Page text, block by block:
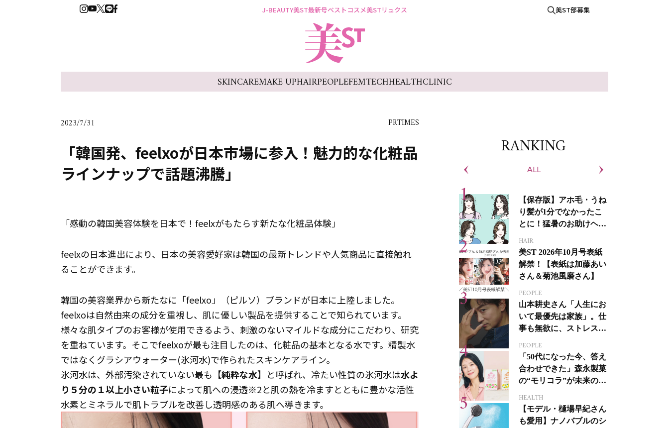
J-BEAUTY美ST最新号ベストコスメ美STリュクス 美ST部募集
SKINCAREMAKE UPHAIRPEOPLEFEMTECHHEALTHCLINIC
2023/7/31 PRTIMES
「韓国発、feelxoが日本市場に参入！魅力的な化粧品
ラインナップで話題沸騰」
「感動の韓国美容体験を日本で！feelxがもたらす新たな化粧品体験」
feelxの日本進出により、日本の美容愛好家は韓国の最新トレンドや人気商品に直接触れ
ることができます。
韓国の美容業界から新たなに「feelxo」（ピルソ）ブランドが日本に上陸しました。
feelxoは自然由来の成分を重視し、肌に優しい製品を提供することで知られています。
様々な肌タイプのお客様が使用できるよう、刺激のないマイルドな成分にこだわり、研究
を重ねています。そこでfeelxoが最も注目したのは、化粧品の基本となる水です。精製水
ではなくグラシアウォーター(氷河水)で作られたスキンケアライン。
氷河水は、外部汚染されていない最も【純粋な水】と呼ばれ、冷たい性質の氷河水は水よ
り５分の１以上小さい粒子によって肌への浸透※2と肌の熱を冷ますとともに豊かな活性
水素とミネラルで肌トラブルを改善し透明感のある肌へ導きます。
RANKING
ALL
【保存版】アホ毛・うね
り髪が1分でなかったこ
とに！猛暑のお助けヘア
HAIR
美ST 2026年10月号表紙
解禁！【表紙は加藤あい
さん＆菊池風磨さん】
PEOPLE
山本耕史さん「人生にお
いて最優先は家族」。仕
事も無欲に、ストレスを
PEOPLE
「50代になった今、答え
合わせできた」森永製菓
の“モリコラ”が未来のキ
HEALTH
【モデル・樋場早紀さん
も愛用】ナノバブルのシ